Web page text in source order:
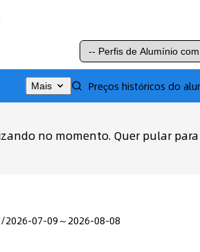
Mais Preços históricos do
no momento. Quer pular para
/2026-07-09～2026-08-08